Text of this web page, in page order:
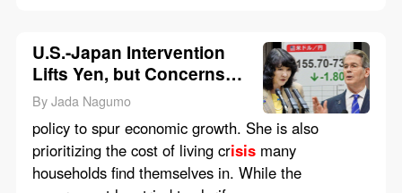
U.S.-Japan Intervention
Lifts Yen, but Concerns
Remain
By Jada Nagumo
policy to spur economic growth. She is also
prioritizing the cost of living crisismany
households find themselves in. While the